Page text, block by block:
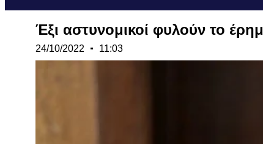
Έξι αστυνομικοί φυλούν το
24/10/2022 11:03